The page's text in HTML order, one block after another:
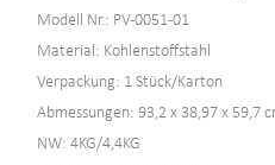
Modell Nr.: PV-0051-01
Material: Kohlenstoffstahl
Verpackung: 1 Stück/Karton
Abmessungen: 93,2 x 38,97 x 59,7
NW: 4KG/4,4KG